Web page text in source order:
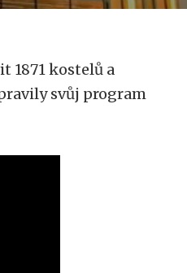
1871 kostelů a
svůj program